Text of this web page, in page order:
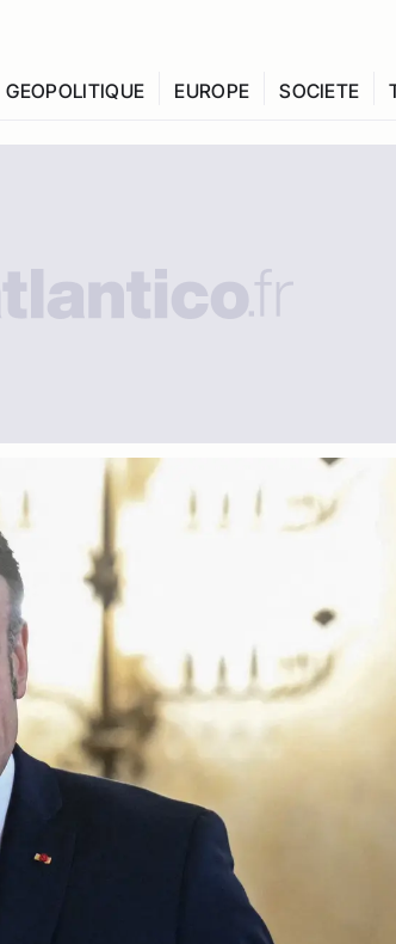
GEOPOLITIQUE EUROPE SOCIETE